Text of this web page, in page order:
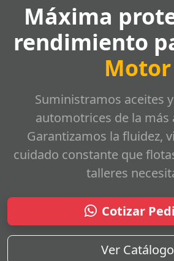
Máxima
rendimiento
Motor
Suministramos aceites
automotrices de la más
Garantizamos la fluidez,
cuidado constante que
talleres
Cotizar
Ver Catálogo